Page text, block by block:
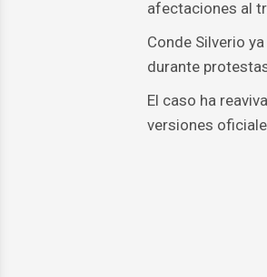
afectaciones al
Conde Silverio
durante
El caso ha
versiones